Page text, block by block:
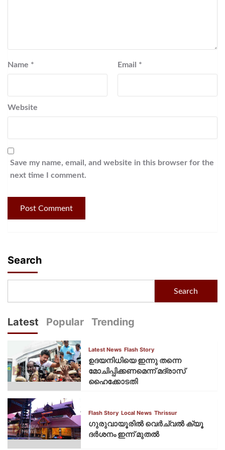
Name * Email *
Website
Save my name, email, and website in this browser for the
next time I comment.
Search
Search
Latest Popular Trending
Latest News Flash Story
ഉദയനിധിയെ ഇന്നു തന്നെ
മോചിപ്പിക്കണമെന്ന് മദ്രാസ്
ഹൈക്കോടതി
Flash Story Local News Thrissur
ഗുരുവായൂരില്‍ വെര്‍ച്വല്‍ ക്യൂ
ദര്‍ശനം ഇന്ന് മുതല്‍